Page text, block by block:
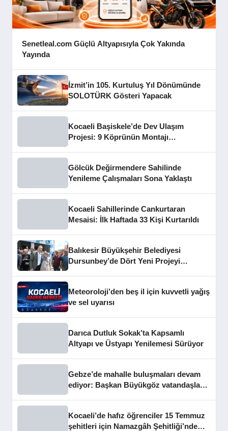
Senetleal.com Güçlü Altyapısıyla Çok Yakında
Yayında
İzmit’in 105. Kurtuluş Yıl Dönümünde
SOLOTÜRK Gösteri Yapacak
Kocaeli Başiskele’de Dev Ulaşım
Projesi: 9 Köprünün Montajı
Gölcük Değirmendere Sahilinde
Yenileme Çalışmaları Sona Yaklaştı
Kocaeli Sahillerinde Cankurtaran
Mesaisi: İlk Haftada 33 Kişi Kurtarıldı
Balıkesir Büyükşehir Belediyesi
Dursunbey’de Dört Yeni Projeyi
Meteoroloji’den beş il için kuvvetli yağış
ve sel uyarısı
Darıca Dutluk Sokak’ta Kapsamlı
Altyapı ve Üstyapı Yenilemesi Sürüyor
Gebze’de mahalle buluşmaları devam
ediyor: Başkan Büyükgöz vatandaşları
Kocaeli’de hafız öğrenciler 15 Temmuz
şehitleri için Namazgâh Şehitliği’nde